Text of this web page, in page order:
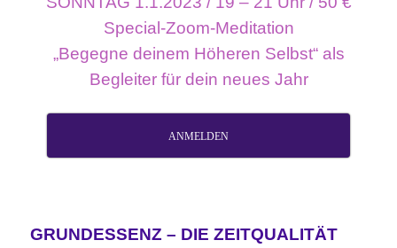
Special-Zoom-Meditation
„Begegne deinem Höheren Selbst“ als
Begleiter für dein neues Jahr
ANMELDEN
GRUNDESSENZ – DIE ZEITQUALITÄT